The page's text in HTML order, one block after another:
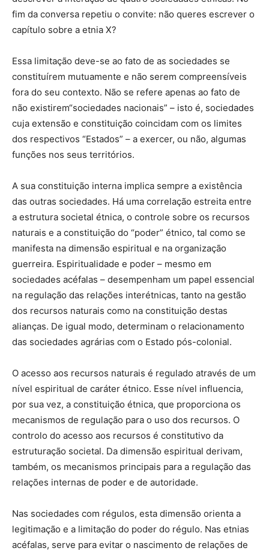
fim da conversa repetiu o convite: não queres escrever o
capítulo sobre a etnia X?
Essa limitação deve-se ao fato de as sociedades se
constituírem mutuamente e não serem compreensíveis
fora do seu contexto. Não se refere apenas ao fato de
não existirem“sociedades nacionais” – isto é, sociedades
cuja extensão e constituição coincidam com os limites
dos respectivos “Estados” – a exercer, ou não, algumas
funções nos seus territórios.
A sua constituição interna implica sempre a existência
das outras sociedades. Há uma correlação estreita entre
a estrutura societal étnica, o controle sobre os recursos
naturais e a constituição do “poder” étnico, tal como se
manifesta na dimensão espiritual e na organização
guerreira. Espiritualidade e poder – mesmo em
sociedades acéfalas – desempenham um papel essencial
na regulação das relações interétnicas, tanto na gestão
dos recursos naturais como na constituição destas
alianças. De igual modo, determinam o relacionamento
das sociedades agrárias com o Estado pós-colonial.
O acesso aos recursos naturais é regulado através de um
nível espiritual de caráter étnico. Esse nível influencia,
por sua vez, a constituição étnica, que proporciona os
mecanismos de regulação para o uso dos recursos. O
controlo do acesso aos recursos é constitutivo da
estruturação societal. Da dimensão espiritual derivam,
também, os mecanismos principais para a regulação das
relações internas de poder e de autoridade.
Nas sociedades com régulos, esta dimensão orienta a
legitimação e a limitação do poder do régulo. Nas etnias
acéfalas, serve para evitar o nascimento de relações de